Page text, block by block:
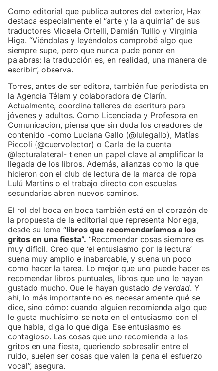
Como editorial que publica autores del exterior, Hax
destaca especialmente el “arte y la alquimia” de sus
traductores Micaela Ortelli, Damián Tullio y Virginia
Higa. “Viéndolas y leyéndolos comprobé algo que
siempre supe, pero que nunca pude poner en
palabras: la traducción es, en realidad, una manera de
escribir”, observa.
Torres, antes de ser editora, también fue periodista en
la Agencia Télam y colaboradora de Clarín.
Actualmente, coordina talleres de escritura para
jóvenes y adultos. Como Licenciada y Profesora en
Comunicación, piensa que sin duda los creadores de
contenido -como Luciana Gallo (@lulegallo), Matías
Piccoli (@cuervolector) o Carla de la cuenta
@lecturalateral- tienen un papel clave al amplificar la
llegada de los libros. Además, alianzas como la que
hicieron con el club de lectura de la marca de ropa
Lulú Martins o el trabajo directo con escuelas
secundarias abren nuevos caminos.
El rol del boca en boca también está en el corazón de
la propuesta de la editorial que representa Noriega,
desde su lema “libros que recomendaríamos a los
gritos en una fiesta”. “Recomendar cosas siempre es
muy difícil. Creo que ‘el entusiasmo por la lectura’
suena muy amplio e inabarcable, y suena un poco
como hacer la tarea. Lo mejor que uno puede hacer es
recomendar libros puntuales, libros que uno le hayan
gustado mucho. Que le hayan gustado de verdad. Y
ahí, lo más importante no es necesariamente qué se
dice, sino cómo: cuando alguien recomienda algo que
le gusta muchísimo se nota en el entusiasmo con el
que habla, diga lo que diga. Ese entusiasmo es
contagioso. Las cosas que uno recomienda a los
gritos en una fiesta, queriendo sobresalir entre el
ruido, suelen ser cosas que valen la pena el esfuerzo
vocal”, asegura.